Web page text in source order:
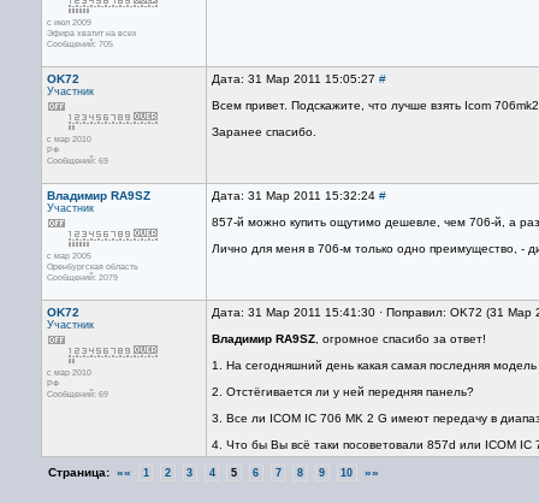
с июл 2009
Эфира хватит на всех
Сообщений: 705
OK72
Участник
с мар 2010
РФ
Сообщений: 69
Дата: 31 Мар 2011 15:05:27 #
Всем привет. Подскажите, что лучше взять Icom
Заранее спасибо.
Владимир RA9SZ
Участник
с мар 2005
Оренбургская область
Сообщений: 2079
Дата: 31 Мар 2011 15:32:24 #
857-й можно купить ощутимо дешевле, чем 706-й, а
Лично для меня в 706-м только одно преимущество, -
OK72
Участник
с мар 2010
РФ
Сообщений: 69
Дата: 31 Мар 2011 15:41:30 · Поправил: OK72 (31 Мар
Владимир RA9SZ , огромное спасибо за ответ!
1. На сегодняшний день какая самая последняя
2. Отстёгивается ли у ней передняя панель?
3. Все ли ICOM IC 706 MK 2 G имеют передачу в
4. Что бы Вы всё таки посоветовали 857d или ICOM
Страница: «« 1 2 3 4 5 6 7 8 9 10 »»